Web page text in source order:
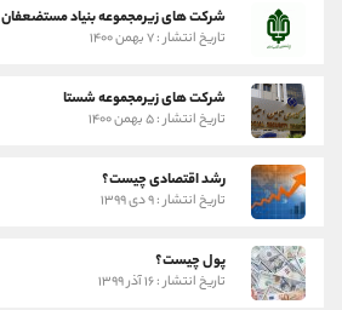
شرکت های زیرمجموعه بنیاد مستضعفان
تاریخ انتشار : ۷ بهمن ۱۴۰۰
شرکت های زیرمجموعه شستا
تاریخ انتشار : ۵ بهمن ۱۴۰۰
رشد اقتصادی چیست؟
تاریخ انتشار : ۹ دی ۱۳۹۹
پول چیست؟
تاریخ انتشار : ۱۶ آذر ۱۳۹۹